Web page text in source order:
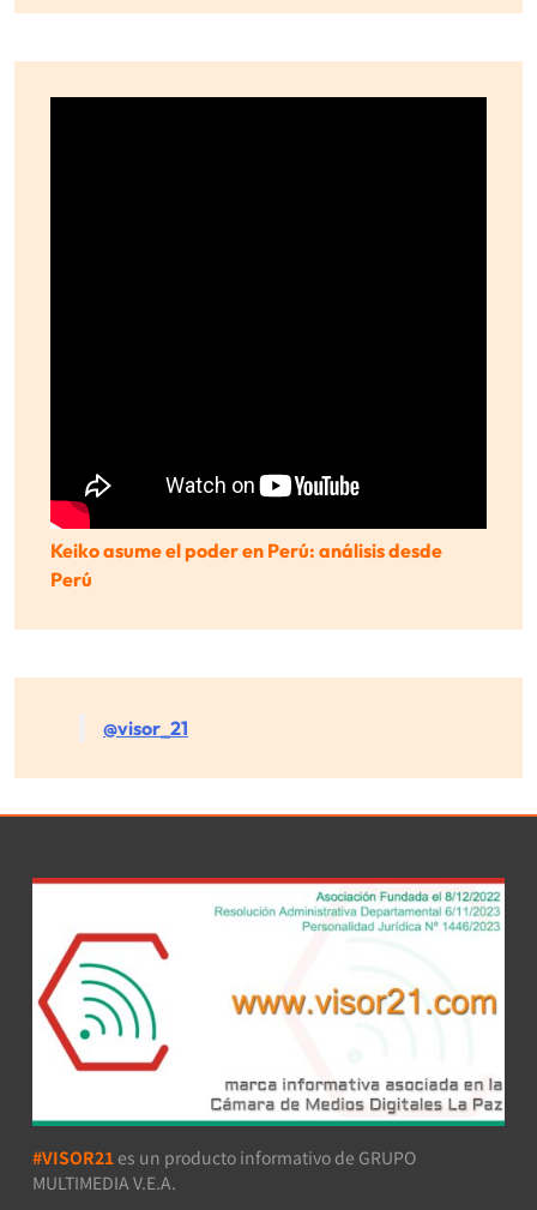
Keiko asume el poder en Perú: análisis desde
Perú
@visor_21
#VISOR21 es un producto informativo de GRUPO
MULTIMEDIA V.E.A.